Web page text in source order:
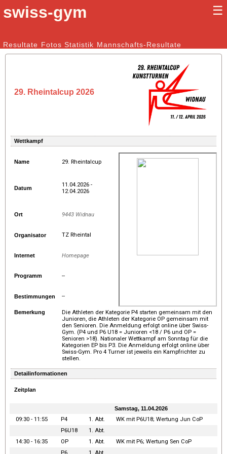
swiss-gym ☰
Kunstturnen Männer | Kunstturnen Frauen
Resultate Fotos Statistik Mannschafts-Resultate
29. Rheintalcup 2026
Wettkampf
Name 29. Rheintalcup
Datum
11.04.2026 -
12.04.2026
Ort 9443 Widnau
Organisator TZ Rheintal
Internet Homepage
Programm --
Bestimmungen --
Bemerkung
Die Athleten der Kategorie P4 starten gemeinsam mit den
Junioren, die Athleten der Kategorie OP gemeinsam mit
den Senioren. Die Anmeldung erfolgt online über Swiss-
Gym. (P4 und P6 U18 = Junioren <18 / P6 und OP =
Senioren >18). Nationaler Wettkampf am Sonntag für die
Kategorien EP bis P3. Die Anmeldung erfolgt online über
Swiss-Gym. Pro 4 Turner ist jeweils ein Kampfrichter zu
stellen.
Detailinformationen
Zeitplan
Samstag, 11.04.2026
09:30 - 11:55 P4 1. Abt.
WK mit P6U18; Wertung Jun CoP
P6U18
1. Abt.
14:30 - 16:35
OP 1. Abt.
WK mit P6; Wertung Sen CoP